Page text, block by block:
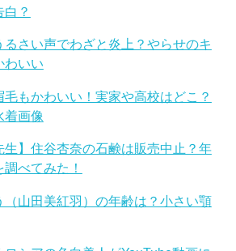
？
るさい声でわざと炎上？やらせのキ
わいい
もかわいい！実家や高校はどこ？
着画像
生】住谷杏奈の石鹸は販売中止？年
べてみた！
（山田美紅羽）の年齢は？小さい顎